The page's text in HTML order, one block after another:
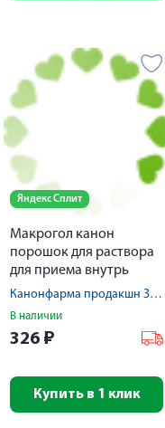
Яндекс Сплит
Макрогол канон
порошок для раствора
для приема внутрь
пакет 4г № 20
Канонфарма продакшн ЗАО
В наличии
326 ₽
Купить в 1 клик